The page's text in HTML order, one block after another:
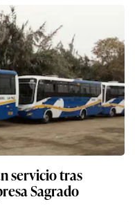
servicio tras
Sagrado